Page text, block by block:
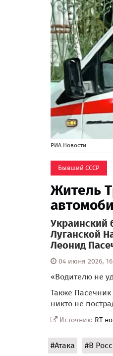
РИА Новости
Бывший СССР
Житель
Украинский
Луганской
Леонид
04 июня 2026,
«Водителю не
Также
никто не
Источник: RT
#Атака #В